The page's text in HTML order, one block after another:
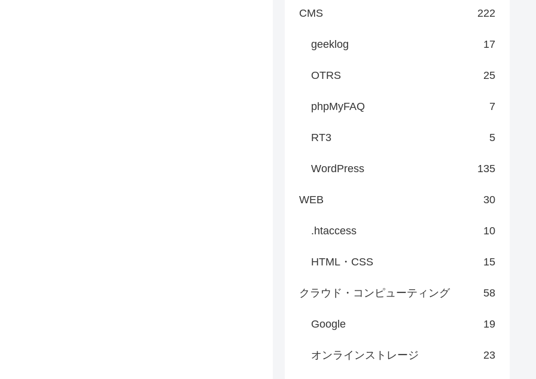
CMS 222
geeklog 17
OTRS 25
phpMyFAQ 7
RT3 5
WordPress 135
WEB 30
.htaccess 10
HTML・CSS 15
クラウド・コンピューティング 58
Google 19
オンラインストレージ 23